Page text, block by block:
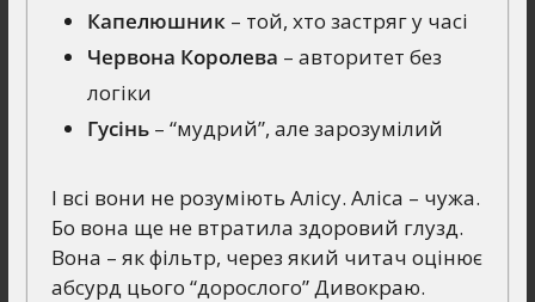
Капелюшник– той, хто застряг у часі
Червона Королева – авторитет без
логіки
Гусінь– “мудрий”, але зарозумілий
І всі вони не розуміють Алісу. Аліса – чужа.
Бо вона ще не втратила здоровий глузд.
Вона – як фільтр, через який читач оцінює
абсурд цього “дорослого” Дивокраю.